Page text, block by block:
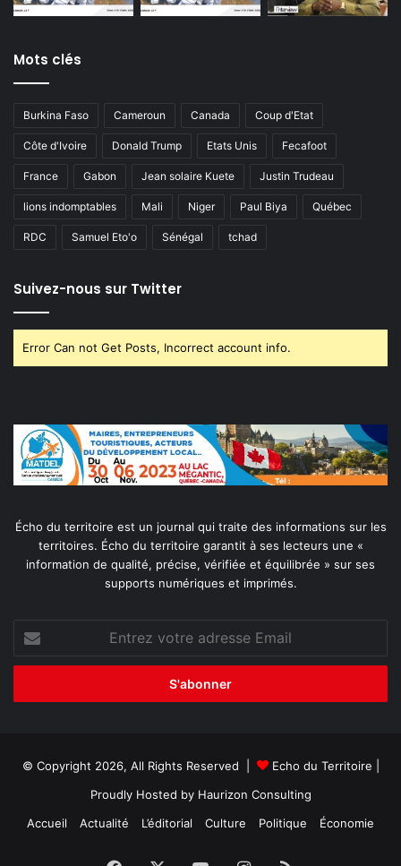
Mots clés
Burkina Faso Cameroun Canada Coup d'Etat
Côte d'Ivoire Donald Trump Etats Unis Fecafoot
France Gabon Jean solaire Kuete Justin Trudeau
lions indomptables Mali Niger Paul Biya Québec
RDC Samuel Eto'o Sénégal tchad
Suivez-nous sur Twitter
Error Can not Get Posts, Incorrect account info.
Écho du territoire est un journal qui traite des informations sur les
territoires. Écho du territoire garantit à ses lecteurs une «
information de qualité, précise, vérifiée et équilibrée » sur ses
supports numériques et imprimés.
Entrez
votre
adresse
© Copyright 2026, All Rights Reserved | Echo du Territoire
Proudly Hosted by Haurizon Consulting
Accueil
Actualité L’éditorial Culture Politique Économie